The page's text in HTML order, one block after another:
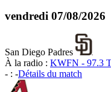
vendredi 07/08/2026
San Diego Padres
À la radio : KWFN - 97.3
- : -Détails du match